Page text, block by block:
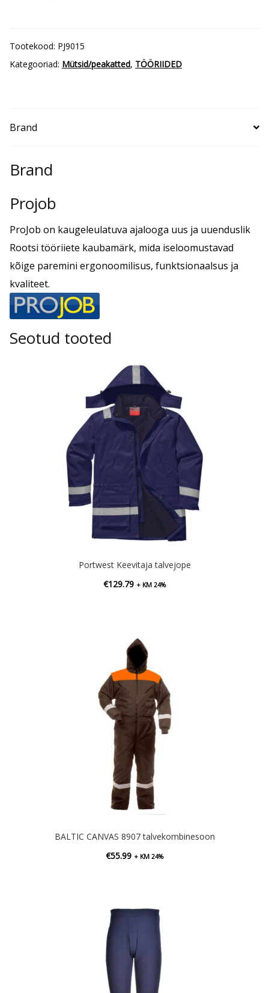
Tootekood: PJ9015
Kategooriad: Mütsid/peakatted, TÖÖRIIDED
Brand
Brand
Projob
ProJob on kaugeleulatuva ajalooga uus ja uuenduslik
Rootsi tööriiete kaubamärk, mida iseloomustavad
kõige paremini ergonoomilisus, funktsionaalsus ja
kvaliteet.
Seotud tooted
Portwest Keevitaja talvejope
€129.79 + KM 24%
BALTIC CANVAS 8907 talvekombinesoon
€55.99 + KM 24%